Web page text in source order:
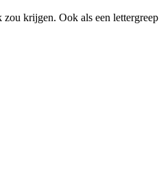
krijgen. Ook als een lettergreep